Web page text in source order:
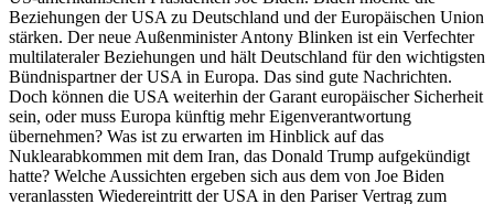
Beziehungen der USA zu Deutschland und der Europäischen Union
stärken. Der neue Außenminister Antony Blinken ist ein Verfechter
multilateraler Beziehungen und hält Deutschland für den wichtigsten
Bündnispartner der USA in Europa. Das sind gute Nachrichten.
Doch können die USA weiterhin der Garant europäischer Sicherheit
sein, oder muss Europa künftig mehr Eigenverantwortung
übernehmen? Was ist zu erwarten im Hinblick auf das
Nuklearabkommen mit dem Iran, das Donald Trump aufgekündigt
hatte? Welche Aussichten ergeben sich aus dem von Joe Biden
veranlassten Wiedereintritt der USA in den Pariser Vertrag zum